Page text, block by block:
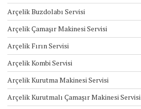
Arçelik Buzdolabı Servisi
Arçelik Çamaşır Makinesi Servisi
Arçelik Fırın Servisi
Arçelik Kombi Servisi
Arçelik Kurutma Makinesi Servisi
Arçelik Kurutmalı Çamaşır Makinesi Servisi